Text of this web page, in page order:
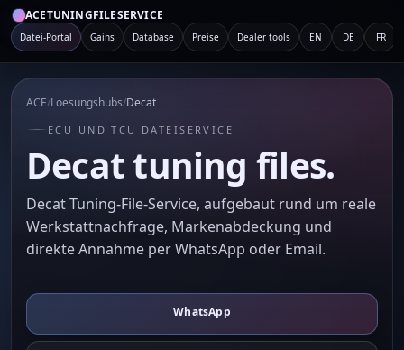
ACETUNINGFILESERVICE
Datei-Portal Gains Database Preise Dealer tools EN DE FR
ACE/Loesungshubs/Decat
ECU UND TCU DATEISERVICE
Decat tuning files.
Decat Tuning-File-Service, aufgebaut rund um reale
Werkstattnachfrage, Markenabdeckung und
direkte Annahme per WhatsApp oder Email.
WhatsApp